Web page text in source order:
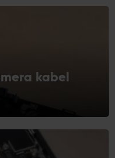
kabel